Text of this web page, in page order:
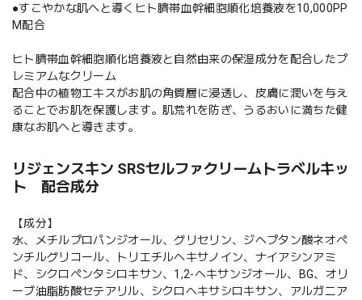
●すこやかな肌へと導くヒト臍帯血幹細胞順化培養液を10,000PP
M配合
ヒト臍帯血幹細胞順化培養液と自然由来の保湿成分を配合したプ
レミアムなクリーム
配合中の植物エキスがお肌の角質層に浸透し、皮膚に潤いを与え
ることでお肌を保護します。肌荒れを防ぎ、うるおいに満ちた健
康なお肌へと導きます。
リジェンスキン SRSセルファクリームトラベルキッ
ト 配合成分
【成分】
水、メチルプロパンジオール、グリセリン、ジヘプタン酸ネオペ
ンチルグリコール、トリエチルヘキサノイン、ナイアシンアミ
ド、シクロペンタシロキサン、1,2-へキサンジオール、BG、オリ
ーブ油脂肪酸セテアリル、シクロヘキサシロキサン、アルガニア